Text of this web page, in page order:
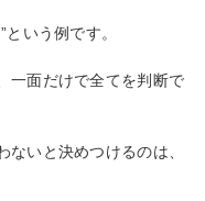
いう例です。
一面だけで全てを判断で
いと決めつけるのは、